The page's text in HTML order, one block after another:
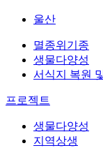
울산
멸종위기종
생물다양성
서식지 복원
프로젝트
생물다양성
지역상생